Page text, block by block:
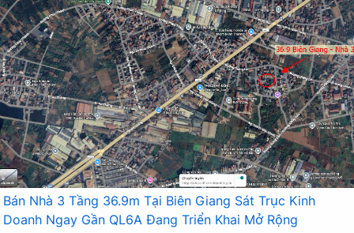
Bán Nhà 3 Tầng 36.9m Tại Biên Giang Sát Trục Kinh
Doanh Ngay Gần QL6A Đang Triển Khai Mở Rộng